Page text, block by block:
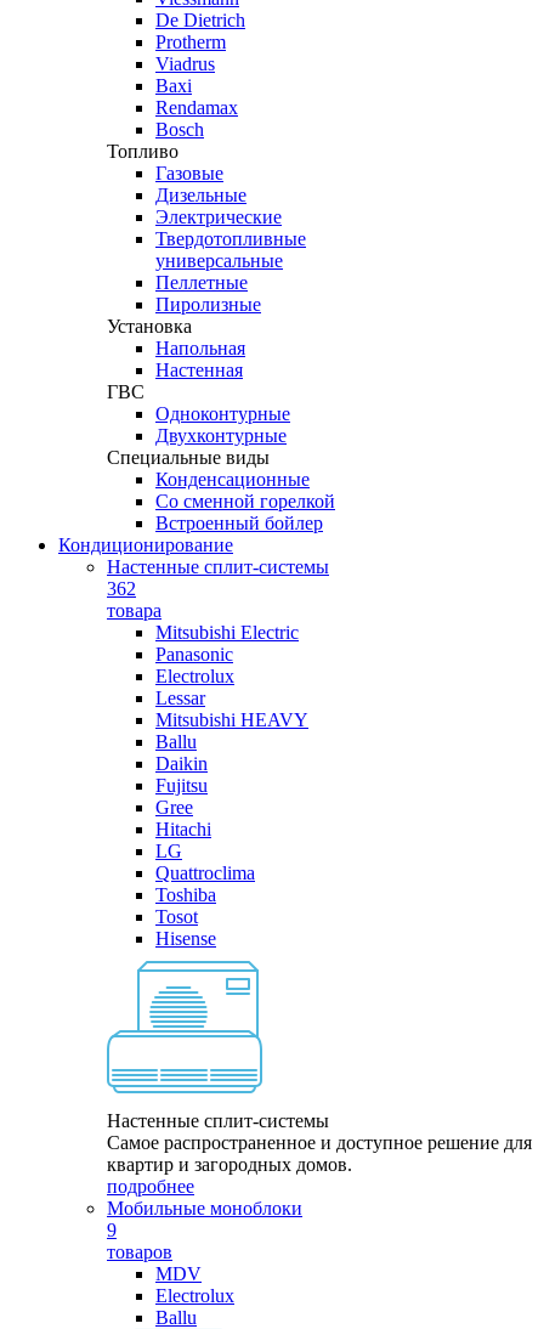
De Dietrich
Protherm
Viadrus
Baxi
Rendamax
Bosch
Топливо
Газовые
Дизельные
Электрические
Твердотопливные
универсальные
Пеллетные
Пиролизные
Установка
Напольная
Настенная
ГВС
Одноконтурные
Двухконтурные
Специальные виды
Конденсационные
Со сменной горелкой
Встроенный бойлер
Кондиционирование
Настенные сплит-системы
362
товара
Mitsubishi Electric
Panasonic
Electrolux
Lessar
Mitsubishi HEAVY
Ballu
Daikin
Fujitsu
Gree
Hitachi
LG
Quattroclima
Toshiba
Tosot
Hisense
Настенные сплит-системы
Самое распространенное и доступное решение для
квартир и загородных домов.
подробнее
Мобильные моноблоки
9
товаров
MDV
Electrolux
Ballu